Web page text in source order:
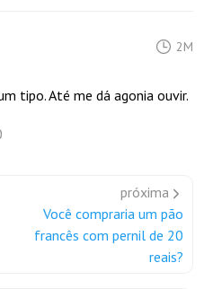
2M
tipo. Até me dá agonia ouvir.
próxima
Você compraria um pão
francês com pernil de 20
reais?